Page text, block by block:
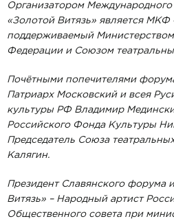
Организатором
«Золотой Витязь» является МКФ
поддерживаемый
Федерации и Союзом
Почётными попечителями
Патриарх Московский и всея
культуры РФ Владимир
Российского Фонда Культуры
Председатель Союза
Калягин.
Президент Славянского форума
Витязь» – Народный артист
Общественного совета при